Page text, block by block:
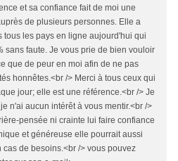
et sa confiance fait de moi une
de plusieurs personnes. Elle a
tous les pays en ligne aujourd'hui qui
sans faute. Je vous prie de bien vouloir
que de peur en moi afin de ne pas
honnêtes.<br /> Merci à tous ceux qui
jour; elle est une référence.<br /> Je
n'ai aucun intérêt à vous mentir.<br />
pensée ni crainte lui faire confiance
et généreuse elle pourrait aussi
de besoins.<br /> vous pouvez